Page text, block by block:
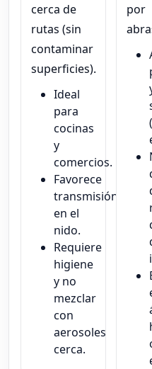
cerca de
rutas (sin
contaminar
superficies).
Ideal
para
cocinas
y
comercios.
Favorece
transmisión
en el
nido.
Requiere
higiene
y no
mezclar
con
aerosoles
cerca.
por